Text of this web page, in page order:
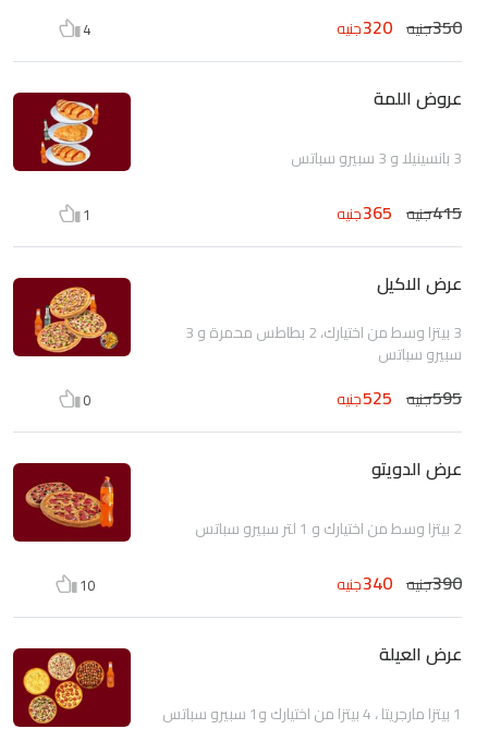
350جنيه 320جنيه 4
عروض اللمة
3 بانسينيلا و 3 سبيرو سباتس
415جنيه 365جنيه 1
عرض الاكيل
3 بيتزا وسط من اختيارك، 2 بطاطس محمرة و 3
سبيرو سباتس
595جنيه 525جنيه 0
عرض الدويتو
2 بيتزا وسط من اختيارك و 1 لتر سبيرو سباتس
390جنيه 340جنيه 10
عرض العيلة
1 بيتزا مارجريتا ، 4 بيتزا من اختيارك و1 سبيرو سباتس